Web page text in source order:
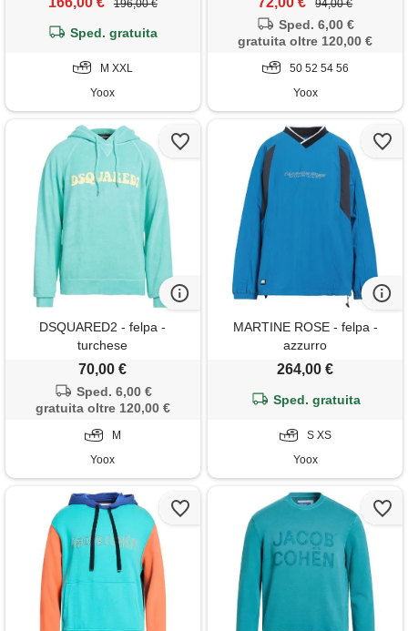
196,00 €
Sped. gratuita
M XXL
Yoox
94,00 €
Sped. 6,00 €
gratuita oltre 120,00 €
50 52 54 56
Yoox
DSQUARED2 - felpa -
turchese
70,00 €
Sped. 6,00 €
gratuita oltre 120,00 €
M
Yoox
MARTINE ROSE - felpa -
azzurro
264,00 €
Sped. gratuita
S XS
Yoox